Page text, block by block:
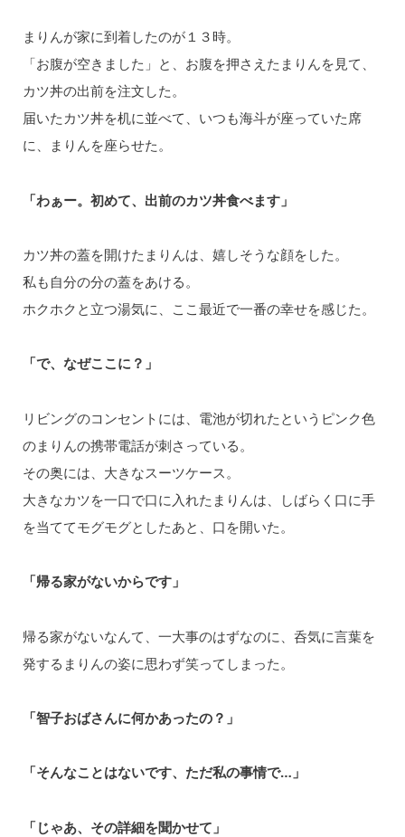
まりんが家に到着したのが１３時。
「お腹が空きました」と、お腹を押さえたまりんを見て、
カツ丼の出前を注文した。
届いたカツ丼を机に並べて、いつも海斗が座っていた席
に、まりんを座らせた。
「わぁー。初めて、出前のカツ丼食べます」
カツ丼の蓋を開けたまりんは、嬉しそうな顔をした。
私も自分の分の蓋をあける。
ホクホクと立つ湯気に、ここ最近で一番の幸せを感じた。
「で、なぜここに？」
リビングのコンセントには、電池が切れたというピンク色
のまりんの携帯電話が刺さっている。
その奥には、大きなスーツケース。
大きなカツを一口で口に入れたまりんは、しばらく口に手
を当ててモグモグとしたあと、口を開いた。
「帰る家がないからです」
帰る家がないなんて、一大事のはずなのに、呑気に言葉を
発するまりんの姿に思わず笑ってしまった。
「智子おばさんに何かあったの？」
「そんなことはないです、ただ私の事情で…」
「じゃあ、その詳細を聞かせて」